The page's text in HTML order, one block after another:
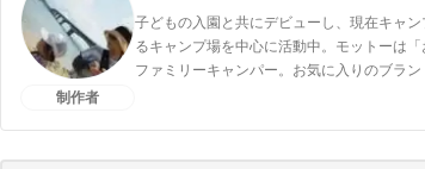
制作者
子どもの入園と共にデビューし、現在キャ
るキャンプ場を中心に活動中。モットーは
ファミリーキャンパー。お気に入りのブラン